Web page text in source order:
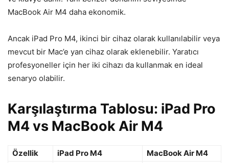
MacBook Air M4 daha ekonomik.
Ancak iPad Pro M4, ikinci bir cihaz olarak kullanılabilir veya
mevcut bir Mac’e yan cihaz olarak eklenebilir. Yaratıcı
profesyoneller için her iki cihazı da kullanmak en ideal
senaryo olabilir.
Karşılaştırma Tablosu: iPad Pro
M4 vs MacBook Air M4
Özellik iPad Pro M4 MacBook Air M4